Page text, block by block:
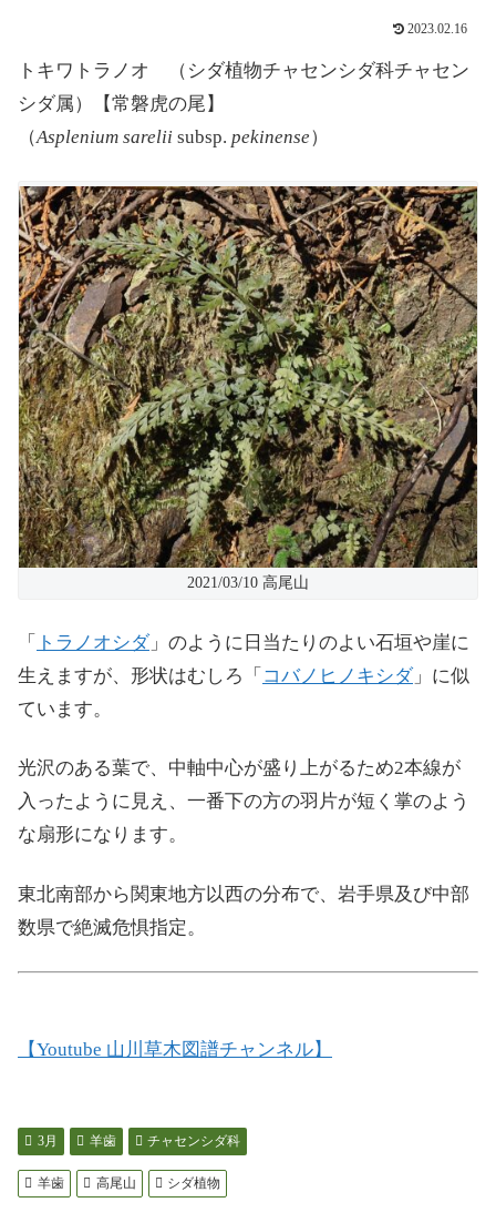
2023.02.16
トキワトラノオ （シダ植物チャセンシダ科チャセン
シダ属）【常磐虎の尾】
（Asplenium sarelii subsp. pekinense）
2021/03/10 高尾山
「 トラノオシダ」のように日当たりのよい石垣や崖に
生えますが、形状はむしろ「 コバノヒノキシダ」に似
ています。
光沢のある葉で、中軸中心が盛り上がるため2本線が
入ったように見え、一番下の方の羽片が短く掌のよう
な扇形になります。
東北南部から関東地方以西の分布で、岩手県及び中部
数県で絶滅危惧指定。
【Youtube 山川草木図譜チャンネル】
3月 羊歯 チャセンシダ科
羊歯 高尾山 シダ植物